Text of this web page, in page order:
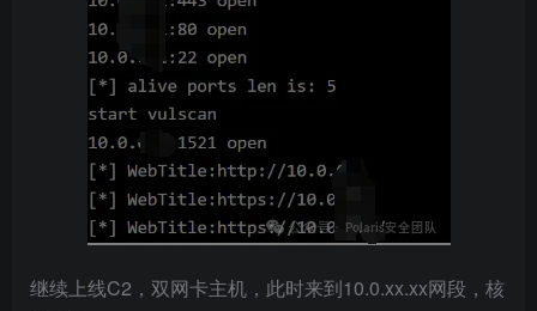
继续上线C2，双网卡主机，此时来到10.0.xx.xx网段，核